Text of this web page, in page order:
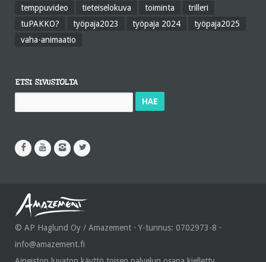
temppuvideo
tieteiselokuva toiminta
trilleri
tuPAKKO?
työpaja2023 työpaja 2024
työpaja2025
vaha-animaatio
ETSI SIVUSTOLTA
© AP Haglund Oy / Amazement · Y-tunnus: 0702973-8 ·
info@amazement.fi